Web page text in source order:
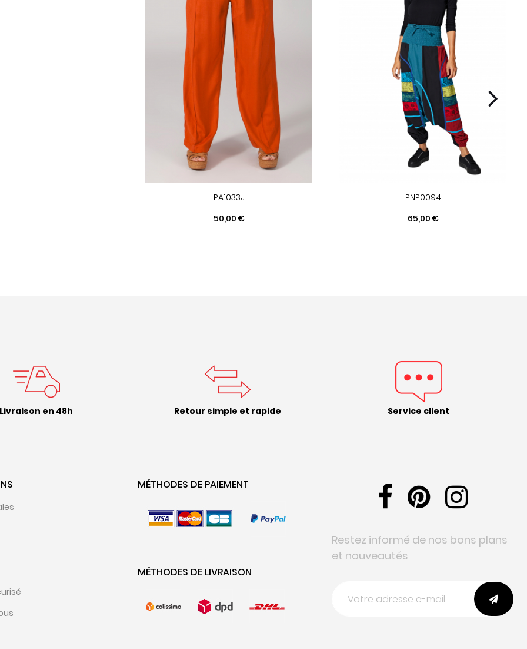
PA1033J
Prix
50,00 €
PNP0094
Prix
65,00 €
Livraison en 48h Retour simple et rapide Service client
MÉTHODES DE PAIEMENT
MÉTHODES DE LIVRAISON
Restez informé de nos bons plans
et nouveautés